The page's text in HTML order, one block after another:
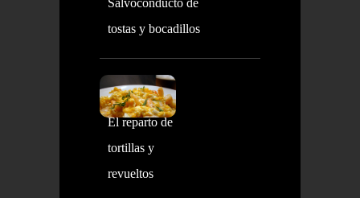
tostas y bocadillos
El reparto de
tortillas y
revueltos